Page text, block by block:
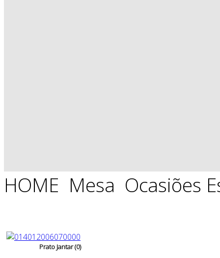
HOME Mesa Ocasiões
Prato Jantar (0)